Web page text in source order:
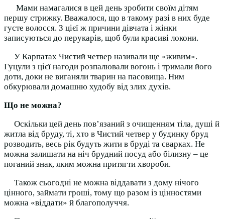
Мами намагалися в цей день зробити своїм дітям
першу стрижку. Вважалося, що в такому разі в них буде
густе волосся. З цієї ж причини дівчата і жінки
записуються до перукарів, щоб були красиві локони.
У Карпатах Чистий четвер називали ще «живим».
Гуцули з цієї нагоди розпалювали вогонь і тримали його
доти, доки не виганяли тварин на пасовища. Ним
обкурювали домашню худобу від злих духів.
Що не можна?
Оскільки цей день пов’язаний з очищенням тіла, душі й
житла від бруду, ті, хто в Чистий четвер у будинку бруд
розводить, весь рік будуть жити в бруді та сварках. Не
можна залишати на ніч брудний посуд або білизну – це
поганий знак, яким можна притягти хвороби.
Також сьогодні не можна віддавати з дому нічого
цінного, займати гроші, тому що разом із цінностями
можна «віддати» й благополуччя.